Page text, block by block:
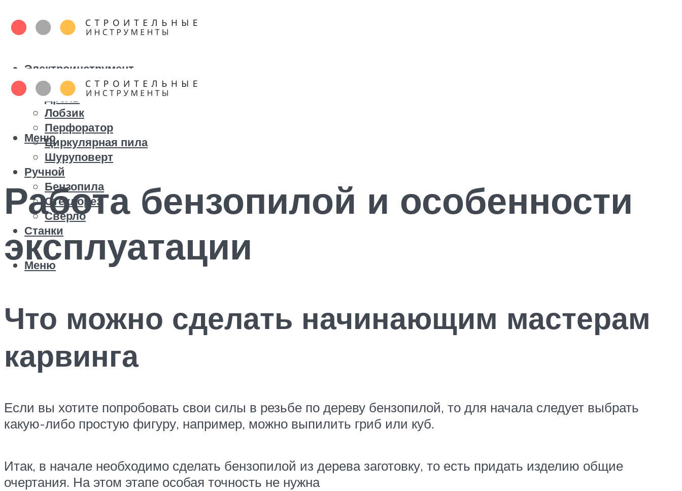
Электроинструмент
Болгарка
Дрель
Лобзик
Перфоратор
Циркулярная пила
Шуруповерт
Ручной
Бензопила
Стеклорез
Сверло
Станки
Меню
Меню
Работа бензопилой и особенности
эксплуатации
Что можно сделать начинающим мастерам
карвинга
Если вы хотите попробовать свои силы в резьбе по дереву бензопилой, то для начала следует выбрать
какую-либо простую фигуру, например, можно выпилить гриб или куб.
Итак, в начале необходимо сделать бензопилой из дерева заготовку, то есть придать изделию общие
очертания. На этом этапе особая точность не нужна